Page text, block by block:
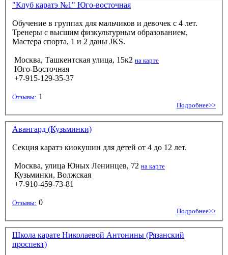
"Клуб каратэ №1" Юго-восточная
Обучение в группах для мальчиков и девочек с 4 лет.
Тренеры с высшим физкультурным образованием,
Мастера спорта, 1 и 2 даны JKS.
Москва, Ташкентская улица, 15к2 на карте
Юго-Восточная
+7-915-129-35-37
Отзывы: 1
Подробнее>>
Авангард (Кузьминки)
Секция каратэ киокушин для детей от 4 до 12 лет.
Москва, улица Юных Ленинцев, 72 на карте
Кузьминки, Волжская
+7-910-459-73-81
Отзывы: 0
Подробнее>>
Школа карате Николаевой Антонины (Рязанский
проспект)